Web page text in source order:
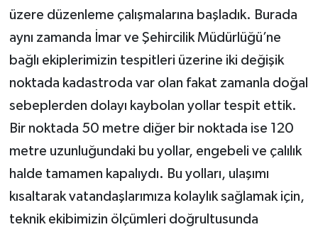
üzere düzenleme çalışmalarına başladık. Burada
aynı zamanda İmar ve Şehircilik Müdürlüğü’ne
bağlı ekiplerimizin tespitleri üzerine iki değişik
noktada kadastroda var olan fakat zamanla doğal
sebeplerden dolayı kaybolan yollar tespit ettik.
Bir noktada 50 metre diğer bir noktada ise 120
metre uzunluğundaki bu yollar, engebeli ve çalılık
halde tamamen kapalıydı. Bu yolları, ulaşımı
kısaltarak vatandaşlarımıza kolaylık sağlamak için,
teknik ekibimizin ölçümleri doğrultusunda